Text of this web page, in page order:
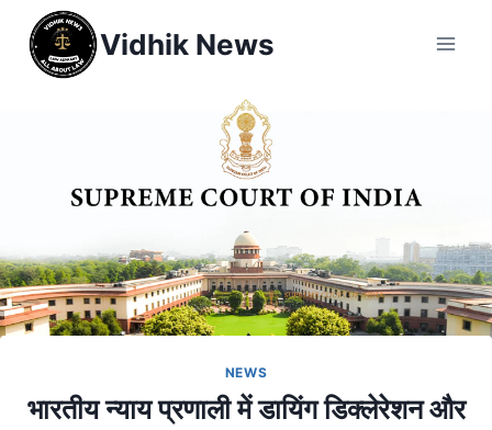
Vidhik News
NEWS
भारतीय न्याय प्रणाली में डायिंग डिक्लेरेशन और